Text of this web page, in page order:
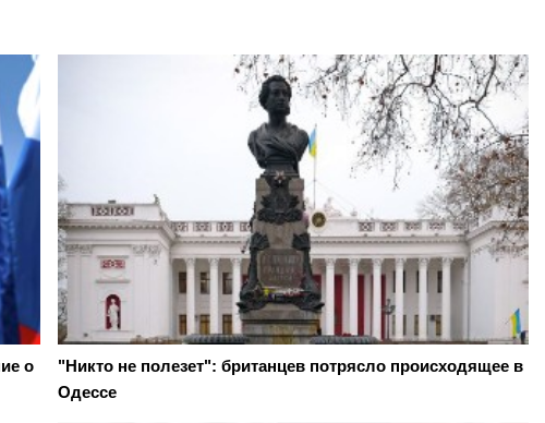
о
"Никто не полезет": британцев потрясло происходящее в
Одессе